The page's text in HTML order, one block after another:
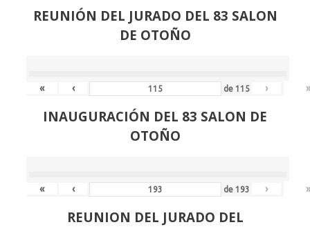
REUNIÓN DEL JURADO DEL 83 SALON
DE OTOÑO
« ‹ de115 ›
INAUGURACIÓN DEL 83 SALON DE
OTOÑO
« ‹ de193 ›
REUNION DEL JURADO DEL